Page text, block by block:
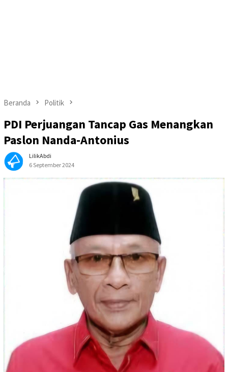
Beranda Politik
PDI Perjuangan Tancap Gas Menangkan
Paslon Nanda-Antonius
LilikAbdi
6 September 2024